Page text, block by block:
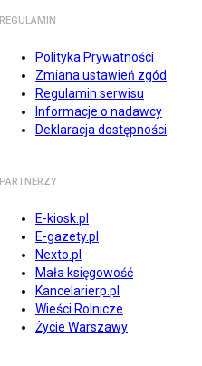
REGULAMIN
Polityka Prywatności
Zmiana ustawień zgód
Regulamin serwisu
Informacje o nadawcy
Deklaracja dostępności
PARTNERZY
E-kiosk.pl
E-gazety.pl
Nexto.pl
Mała księgowość
Kancelarierp.pl
Wieści Rolnicze
Życie Warszawy